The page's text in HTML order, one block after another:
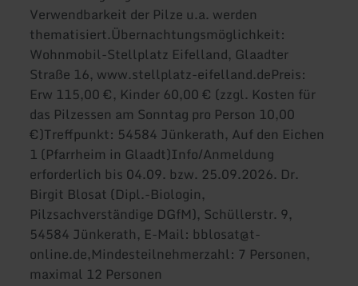
Verwendbarkeit der Pilze u.a. werden
thematisiert.Übernachtungsmöglichkeit:
Wohnmobil-Stellplatz Eifelland, Glaadter
Straße 16, www.stellplatz-eifelland.dePreis:
Erw 115,00 €, Kinder 60,00 € (zzgl. Kosten für
das Pilzessen am Sonntag pro Person 10,00
€)Treffpunkt: 54584 Jünkerath, Auf den Eichen
1 (Pfarrheim in Glaadt)Info/Anmeldung
erforderlich bis 04.09. bzw. 25.09.2026. Dr.
Birgit Blosat (Dipl.-Biologin,
Pilzsachverständige DGfM), Schüllerstr. 9,
54584 Jünkerath, E-Mail: bblosat@t-
online.de,Mindesteilnehmerzahl: 7 Personen,
maximal 12 Personen